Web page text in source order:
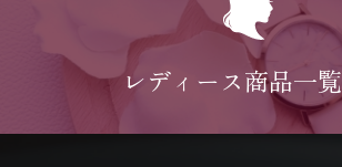
レディース商品一覧